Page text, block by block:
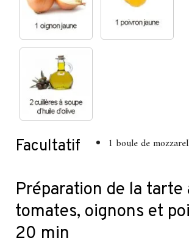
Facultatif 1 boule de
Préparation de la tarte
tomates, oignons et
20 min